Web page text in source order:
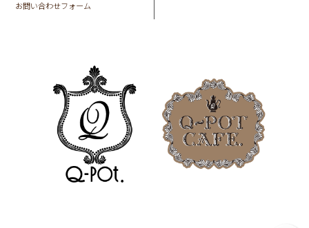
お問い合わせフォーム